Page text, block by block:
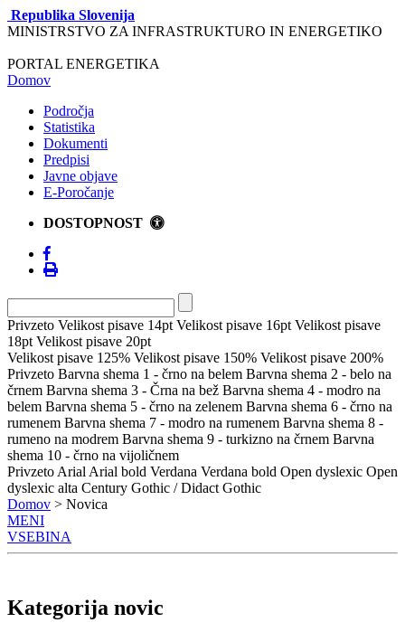
Republika Slovenija
MINISTRSTVO ZA INFRASTRUKTURO IN ENERGETIKO
PORTAL ENERGETIKA
Domov
Področja
Statistika
Dokumenti
Predpisi
Javne objave
E-Poročanje
DOSTOPNOST
Privzeto Velikost pisave 14pt Velikost pisave 16pt Velikost pisave
18pt Velikost pisave 20pt
Velikost pisave 125% Velikost pisave 150% Velikost pisave 200%
Privzeto Barvna shema 1 - črno na belem Barvna shema 2 - belo na
črnem Barvna shema 3 - Črna na bež Barvna shema 4 - modro na
belem Barvna shema 5 - črno na zelenem Barvna shema 6 - črno na
rumenem Barvna shema 7 - modro na rumenem Barvna shema 8 -
rumeno na modrem Barvna shema 9 - turkizno na črnem Barvna
shema 10 - črno na vijoličnem
Privzeto Arial Arial bold Verdana Verdana bold Open dyslexic Open
dyslexic alta Century Gothic / Didact Gothic
Domov > Novica
MENI
VSEBINA
Kategorija novic